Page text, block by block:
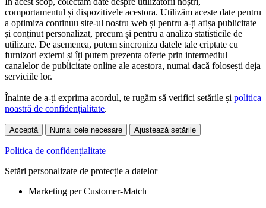
comportamentul și dispozitivele acestora. Utilizăm aceste date pentru
a optimiza continuu site-ul nostru web și pentru a-ți afișa publicitate
și conținut personalizat, precum și pentru a analiza statisticile de
utilizare. De asemenea, putem sincroniza datele tale criptate cu
furnizori externi și îți putem prezenta oferte prin intermediul
canalelor de publicitate online ale acestora, numai dacă folosești deja
serviciile lor.
Înainte de a-ți exprima acordul, te rugăm să verifici setările și politica
noastră de confidențialitate.
Acceptă Numai cele necesare Ajustează setările
Politica de confidențialitate
Setări personalizate de protecție a datelor
Marketing per Customer-Match